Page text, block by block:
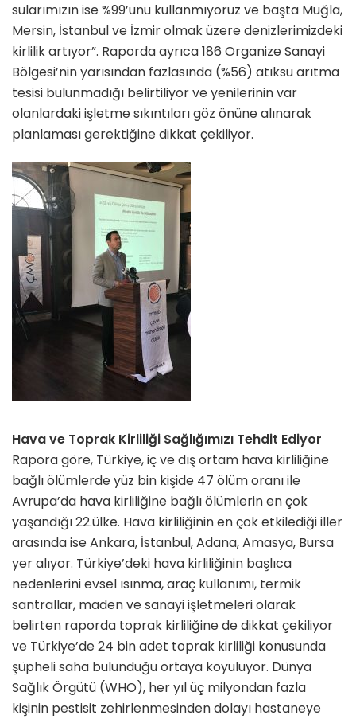
sularımızın ise %99’unu kullanmıyoruz ve başta Muğla,
Mersin, İstanbul ve İzmir olmak üzere denizlerimizdeki
kirlilik artıyor”. Raporda ayrıca 186 Organize Sanayi
Bölgesi’nin yarısından fazlasında (%56) atıksu arıtma
tesisi bulunmadığı belirtiliyor ve yenilerinin var
olanlardaki işletme sıkıntıları göz önüne alınarak
planlaması gerektiğine dikkat çekiliyor.
Hava ve Toprak Kirliliği Sağlığımızı Tehdit Ediyor
Rapora göre, Türkiye, iç ve dış ortam hava kirliliğine
bağlı ölümlerde yüz bin kişide 47 ölüm oranı ile
Avrupa’da hava kirliliğine bağlı ölümlerin en çok
yaşandığı 22.ülke. Hava kirliliğinin en çok etkilediği iller
arasında ise Ankara, İstanbul, Adana, Amasya, Bursa
yer alıyor. Türkiye’deki hava kirliliğinin başlıca
nedenlerini evsel ısınma, araç kullanımı, termik
santrallar, maden ve sanayi işletmeleri olarak
belirten raporda toprak kirliliğine de dikkat çekiliyor
ve Türkiye’de 24 bin adet toprak kirliliği konusunda
şüpheli saha bulunduğu ortaya koyuluyor. Dünya
Sağlık Örgütü (WHO), her yıl üç milyondan fazla
kişinin pestisit zehirlenmesinden dolayı hastaneye